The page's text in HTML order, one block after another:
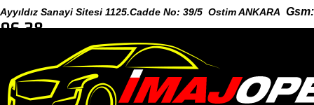
Ayyıldız Sanayi Sitesi 1125.Cadde No: 39/5 Ostim ANKARA Gsm:
96 38